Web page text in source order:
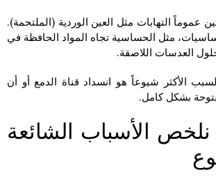
عموماً التهابات مثل العين الوردية (الملتحمة).
مثل الحساسية تجاه المواد الحافظة في
العدسات اللاصقة.
الأكثر شيوعاً هو انسداد قناة الدمع أو أن
بشكل كامل.
الأسباب الشائعة